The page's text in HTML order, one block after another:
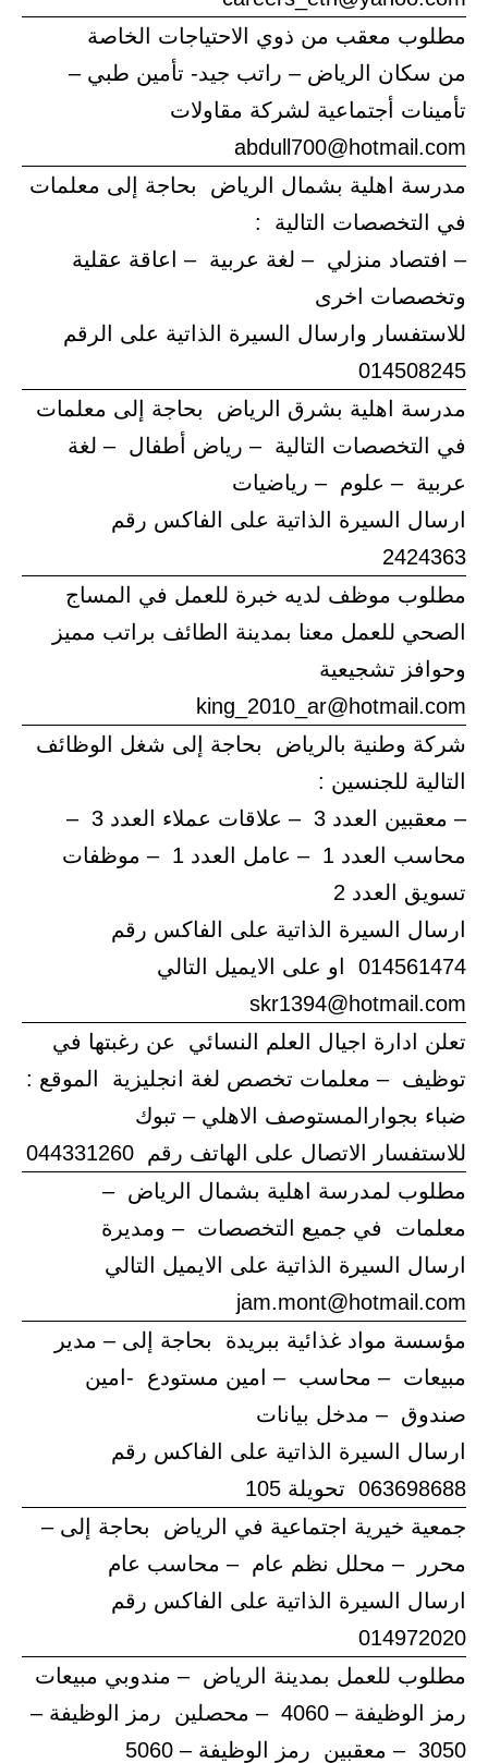
مطلوب معقب من ذوي الاحتياجات الخاصة
من سكان الرياض – راتب جيد- تأمين طبي –
تأمينات أجتماعية لشركة مقاولات
abdull700@hotmail.com
مدرسة اهلية بشمال الرياض بحاجة إلى معلمات
في التخصصات التالية :
– افتصاد منزلي – لغة عربية – اعاقة عقلية
وتخصصات اخرى
للاستفسار وارسال السيرة الذاتية على الرقم
014508245
مدرسة اهلية بشرق الرياض بحاجة إلى معلمات
في التخصصات التالية – رياض أطفال – لغة
عربية – علوم – رياضيات
ارسال السيرة الذاتية على الفاكس رقم
2424363
مطلوب موظف لديه خبرة للعمل في المساج
الصحي للعمل معنا بمدينة الطائف براتب مميز
وحوافز تشجيعية
king_2010_ar@hotmail.com
شركة وطنية بالرياض بحاجة إلى شغل الوظائف
التالية للجنسين :
– معقبين العدد 3 – علاقات عملاء العدد 3 –
محاسب العدد 1 – عامل العدد 1 – موظفات
تسويق العدد 2
ارسال السيرة الذاتية على الفاكس رقم
014561474 او على الايميل التالي
skr1394@hotmail.com
تعلن ادارة اجيال العلم النسائي عن رغبتها في
توظيف – معلمات تخصص لغة انجليزية الموقع :
ضباء بجوارالمستوصف الاهلي – تبوك
للاستفسار الاتصال على الهاتف رقم 044331260
مطلوب لمدرسة اهلية بشمال الرياض –
معلمات في جميع التخصصات – ومديرة
ارسال السيرة الذاتية على الايميل التالي
jam.mont@hotmail.com
مؤسسة مواد غذائية ببريدة بحاجة إلى – مدير
مبيعات – محاسب – امين مستودع -امين
صندوق – مدخل بيانات
ارسال السيرة الذاتية على الفاكس رقم
063698688 تحويلة 105
جمعية خيرية اجتماعية في الرياض بحاجة إلى –
محرر – محلل نظم عام – محاسب عام
ارسال السيرة الذاتية على الفاكس رقم
014972020
مطلوب للعمل بمدينة الرياض – مندوبي مبيعات
رمز الوظيفة – 4060 – محصلين رمز الوظيفة –
3050 – معقبين رمز الوظيفة – 5060